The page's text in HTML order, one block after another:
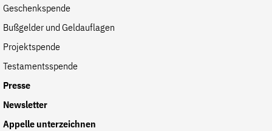
Geschenkspende
Bußgelder und Geldauflagen
Projektspende
Testamentsspende
Presse
Newsletter
Appelle unterzeichnen